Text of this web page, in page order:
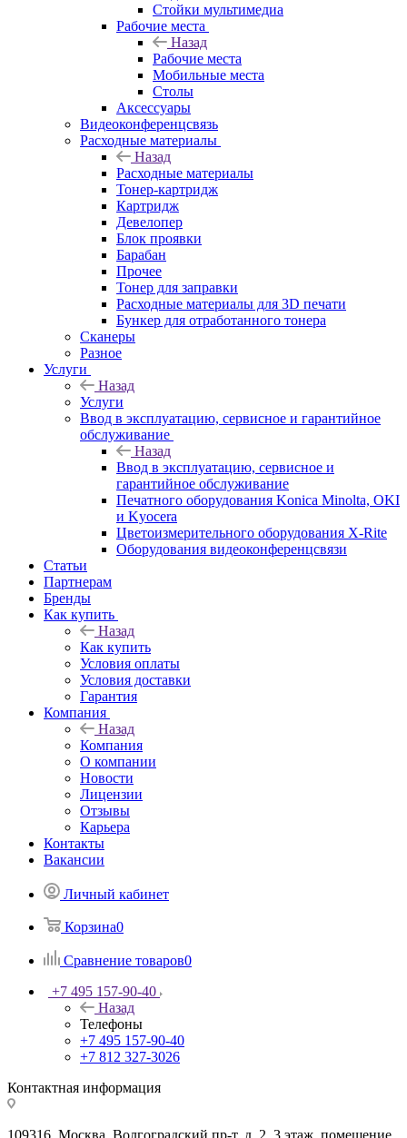
Стойки мультимедиа
Рабочие места
Назад
Рабочие места
Мобильные места
Столы
Аксессуары
Видеоконференцсвязь
Расходные материалы
Назад
Расходные материалы
Тонер-картридж
Картридж
Девелопер
Блок проявки
Барабан
Прочее
Тонер для заправки
Расходные материалы для 3D печати
Бункер для отработанного тонера
Сканеры
Разное
Услуги
Назад
Услуги
Ввод в эксплуатацию, сервисное и гарантийное
обслуживание
Назад
Ввод в эксплуатацию, сервисное и
гарантийное обслуживание
Печатного оборудования Konica Minolta, OKI
и Kyocera
Цветоизмерительного оборудования X-Rite
Оборудования видеоконференцсвязи
Статьи
Партнерам
Бренды
Как купить
Назад
Как купить
Условия оплаты
Условия доставки
Гарантия
Компания
Назад
Компания
О компании
Новости
Лицензии
Отзывы
Карьера
Контакты
Вакансии
Личный кабинет
Корзина0
Сравнение товаров0
+7 495 157-90-40
Назад
Телефоны
+7 495 157-90-40
+7 812 327-3026
Контактная информация
109316, Москва, Волгоградский пр-т, д. 2, 3 этаж, помещение